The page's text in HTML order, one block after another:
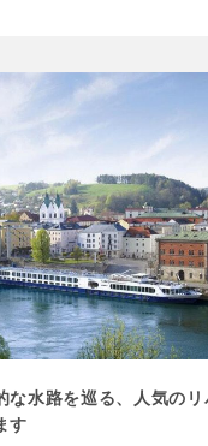
な水路を巡る、人気の
す